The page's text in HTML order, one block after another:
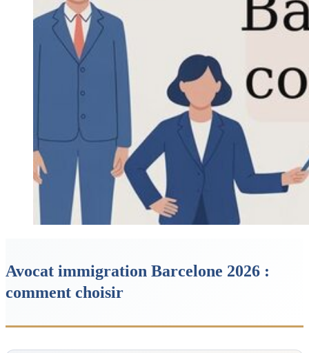
Avocat immigration Barcelone 2026 :
comment choisir